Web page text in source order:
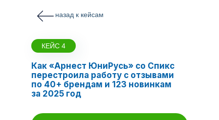
назад к кейсам
Как «Арнест ЮниРусь» со Спикс
перестроила работу с отзывами
по 40+ брендам и 123 новинкам
за 2025 год
КЕЙС 4